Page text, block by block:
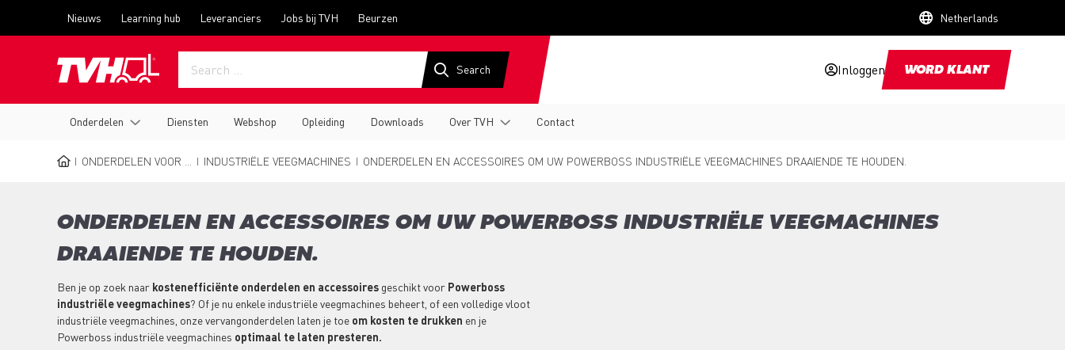
menu
Nieuws Learning hub Leveranciers Jobs bij TVH Beurzen Netherlands
Inloggen WORD KLANT
navigation
Onderdelen Diensten Webshop Opleiding Downloads Over TVH Contact
ONDERDELEN VOOR ... INDUSTRIËLE VEEGMACHINES ONDERDELEN EN ACCESSOIRES OM UW POWERBOSS INDUSTRIËLE VEEGMACHINES DRAAIENDE TE HOUDEN.
ONDERDELEN EN ACCESSOIRES OM UW POWERBOSS INDUSTRIËLE VEEGMACHINES
DRAAIENDE TE HOUDEN.
Ben je op zoek naar kostenefficiënte onderdelen en accessoires geschikt voor Powerboss
industriële veegmachines? Of je nu enkele industriële veegmachines beheert, of een volledige vloot
industriële veegmachines, onze vervangonderdelen laten je toe om kosten te drukken en je
Powerboss industriële veegmachines optimaal te laten presteren.